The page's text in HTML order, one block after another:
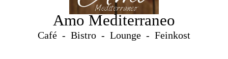
Amo Mediterraneo
Café - Bistro - Lounge - Feinkost